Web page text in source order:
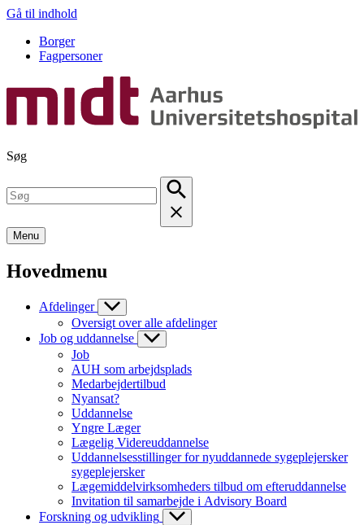
Gå til indhold
Borger
Fagpersoner
Søg
Menu
Hovedmenu
Afdelinger
Oversigt over alle afdelinger
Job og uddannelse
Job
AUH som arbejdsplads
Medarbejdertilbud
Nyansat?
Uddannelse
Yngre Læger
Lægelig Videreuddannelse
Uddannelsesstillinger for nyuddannede sygeplejersker
sygeplejersker
Lægemiddelvirksomheders tilbud om efteruddannelse
Invitation til samarbejde i Advisory Board
Forskning og udvikling